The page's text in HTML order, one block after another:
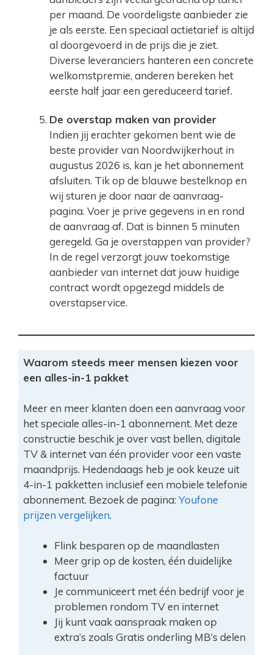
per maand. De voordeligste aanbieder zie
je als eerste. Een speciaal actietarief is altijd
al doorgevoerd in de prijs die je ziet.
Diverse leveranciers hanteren een concrete
welkomstpremie, anderen bereken het
eerste half jaar een gereduceerd tarief.
De overstap maken van provider
Indien jij erachter gekomen bent wie de
beste provider van Noordwijkerhout in
augustus 2026 is, kan je het abonnement
afsluiten. Tik op de blauwe bestelknop en
wij sturen je door naar de aanvraag-
pagina. Voer je prive gegevens in en rond
de aanvraag af. Dat is binnen 5 minuten
geregeld. Ga je overstappen van provider?
In de regel verzorgt jouw toekomstige
aanbieder van internet dat jouw huidige
contract wordt opgezegd middels de
overstapservice.
Waarom steeds meer mensen kiezen voor
een alles-in-1 pakket
Meer en meer klanten doen een aanvraag voor
het speciale alles-in-1 abonnement. Met deze
constructie beschik je over vast bellen, digitale
TV & internet van één provider voor een vaste
maandprijs. Hedendaags heb je ook keuze uit
4-in-1 pakketten inclusief een mobiele telefonie
abonnement. Bezoek de pagina: Youfone
prijzen vergelijken.
Flink besparen op de maandlasten
Meer grip op de kosten, één duidelijke
factuur
Je communiceert met één bedrijf voor je
problemen rondom TV en internet
Jij kunt vaak aanspraak maken op
extra’s zoals Gratis onderling MB’s delen